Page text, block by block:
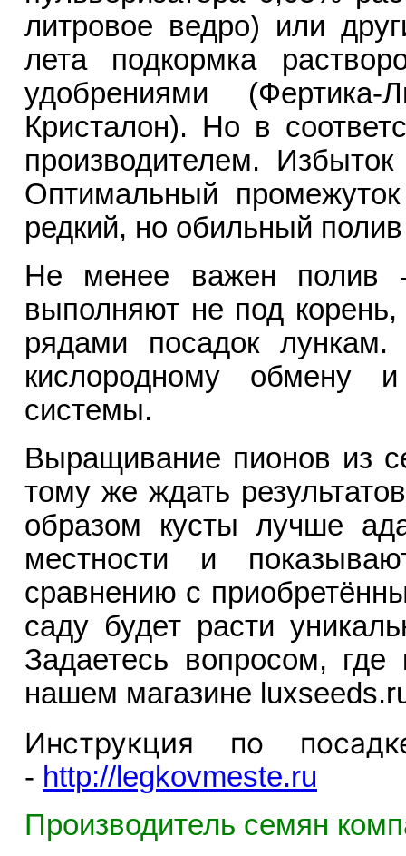
литровое ведро) или
лета подкормка
удобрениями
Кристалон). Но в
производителем.
Оптимальный
редкий, но обильный полив
Не менее важен полив
выполняют не под
рядами посадок
кислородному обмену
системы.
Выращивание пионов из
тому же ждать
образом кусты лучше
местности и
сравнению с
саду будет расти
Задаетесь вопросом,
нашем магазине
Инструкция по
- http://legkovmeste.ru
Производитель семян